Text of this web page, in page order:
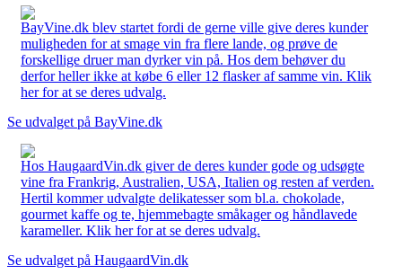
BayVine.dk blev startet fordi de gerne ville give deres kunder
muligheden for at smage vin fra flere lande, og prøve de
forskellige druer man dyrker vin på. Hos dem behøver du
derfor heller ikke at købe 6 eller 12 flasker af samme vin. Klik
her for at se deres udvalg.
Se udvalget på BayVine.dk
Hos HaugaardVin.dk giver de deres kunder gode og udsøgte
vine fra Frankrig, Australien, USA, Italien og resten af verden.
Hertil kommer udvalgte delikatesser som bl.a. chokolade,
gourmet kaffe og te, hjemmebagte småkager og håndlavede
karameller. Klik her for at se deres udvalg.
Se udvalget på HaugaardVin.dk